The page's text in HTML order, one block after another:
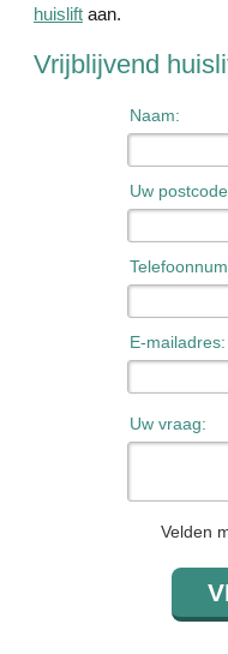
huislift aan.
Vrijblijvend
Naam:
Uw
E-mailadres:
Uw vraag:
Velden